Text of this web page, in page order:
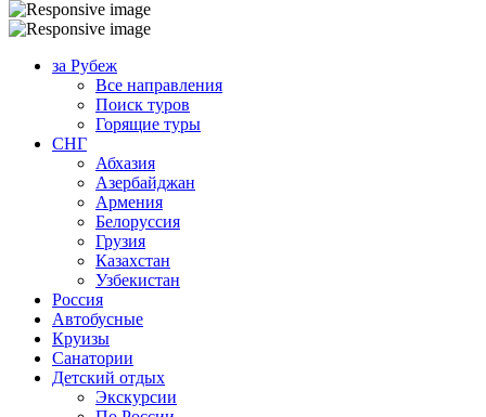
за Рубеж
Все направления
Поиск туров
Горящие туры
СНГ
Абхазия
Азербайджан
Армения
Белоруссия
Грузия
Казахстан
Узбекистан
Россия
Автобусные
Круизы
Санатории
Детский отдых
Экскурсии